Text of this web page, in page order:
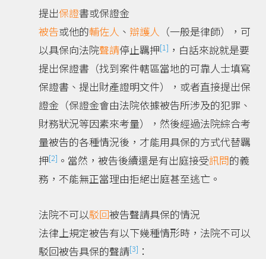
提出保證書或保證金
被告或他的輔佐人 、 辯護人 （一般是律師），可
以具保向法院聲請停止羈押[1] ，白話來說就是要
提出保證書（找到案件轄區當地的可靠人士填寫
保證書、提出財產證明文件），或者直接提出保
證金（保證金會由法院依據被告所涉及的犯罪、
財務狀況等因素來考量），然後經過法院綜合考
量被告的各種情況後，才能用具保的方式代替羈
押[2] 。當然，被告後續還是有出庭接受訊問的義
務，不能無正當理由拒絕出庭甚至逃亡。
法院不可以駁回被告聲請具保的情況
法律上規定被告有以下幾種情形時，法院不可以
駁回被告具保的聲請[3] ：